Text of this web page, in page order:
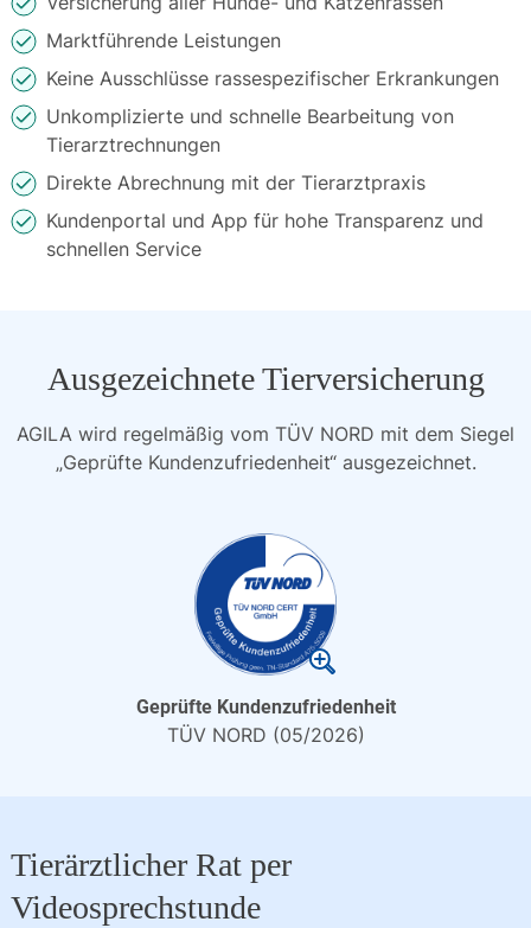
Marktführende Leistungen
Keine Ausschlüsse rassespezifischer Erkrankungen
Unkomplizierte und schnelle Bearbeitung von
Tierarztrechnungen
Direkte Abrechnung mit der Tierarztpraxis
Kundenportal und App für hohe Transparenz und
schnellen Service
Ausgezeichnete Tierversicherung
AGILA wird regelmäßig vom TÜV NORD mit dem Siegel
„Geprüfte Kundenzufriedenheit“ ausgezeichnet.
Geprüfte Kundenzufriedenheit
TÜV NORD (05/2026)
Tierärztlicher Rat per
Videosprechstunde